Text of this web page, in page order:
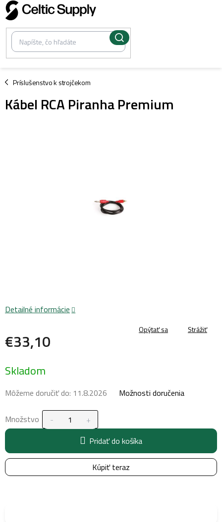
Prejsť
na
obsah
Príslušenstvo k strojčekom
/
Kábel RCA Piranha Premium
€33,10
cena:
Skladom
Môžeme doručiť do: 11.8.2026 Možnosti doručenia
Množstvo
Pridať do košíka
Kúpiť teraz
Detailné informácie
Opýtať sa Strážiť